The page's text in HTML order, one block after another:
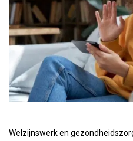
Welzijnswerk en